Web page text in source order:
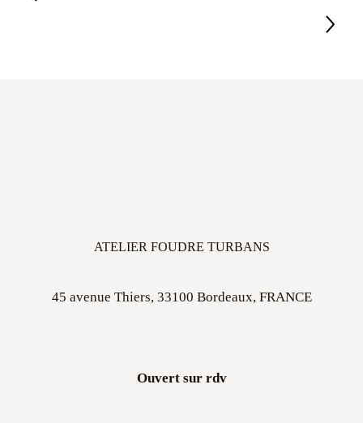
ATELIER FOUDRE TURBANS
45 avenue Thiers, 33100 Bordeaux, FRANCE
Ouvert sur rdv